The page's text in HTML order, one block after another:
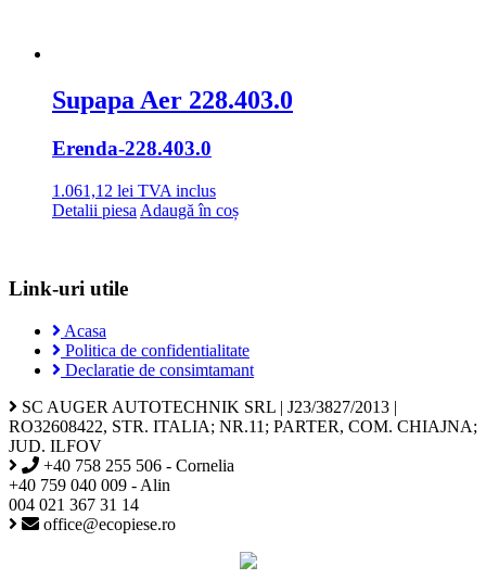
Supapa Aer 228.403.0
Erenda-228.403.0
1.061,12 lei TVA inclus
Detalii piesa Adaugă în coș
Link-uri utile
Acasa
Politica de confidentialitate
Declaratie de consimtamant
SC AUGER AUTOTECHNIK SRL | J23/3827/2013 |
RO32608422, STR. ITALIA; NR.11; PARTER, COM. CHIAJNA;
JUD. ILFOV
+40 758 255 506 - Cornelia
+40 759 040 009 - Alin
004 021 367 31 14
office@ecopiese.ro